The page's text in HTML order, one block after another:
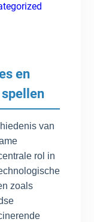
en
van
rol in
zoals